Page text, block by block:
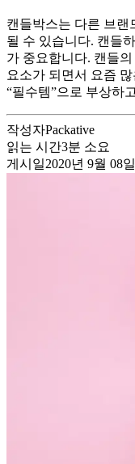
캔들박스는 다른 브랜
될 수 있습니다. 캔들
가 중요합니다. 캔들
요소가 되면서 요즘
“필수템”으로 부상하
작성자Packative
읽는 시간3분 소요
게시일2020년 9월 08일